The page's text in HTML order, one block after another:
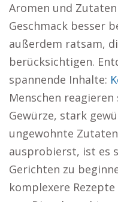
Aromen und
Geschmack besser
außerdem ratsam,
berücksichtigen.
spannende Inhalte:
Menschen
Gewürze, stark
ungewohnte
ausprobierst, ist es
Gerichten zu
komplexere